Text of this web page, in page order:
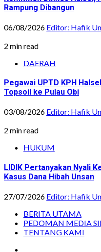
Rampung Dibangun
06/08/2026 Editor: Hafik
2 min read
DAERAH
Pegawai UPTD KPH
Topsoil ke Pulau Obi
03/08/2026 Editor: Hafik
2 min read
HUKUM
LIDIK Pertanyakan Nyali
Kasus Dana Hibah Unsan
27/07/2026 Editor: Hafik
BERITA UTAMA
PEDOMAN MEDIA
TENTANG KAMI